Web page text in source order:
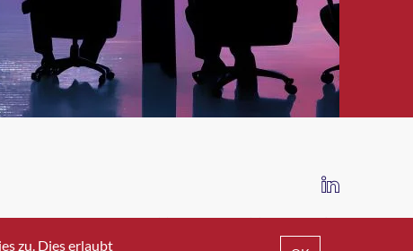
IMPRESSUM DATENSCHUTZ AGB
zu. Dies erlaubt